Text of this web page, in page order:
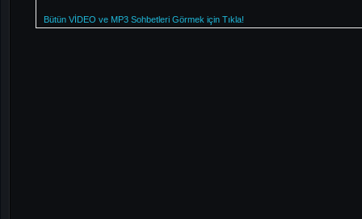
Bütün VİDEO ve MP3 Sohbetleri Görmek için Tıkla!